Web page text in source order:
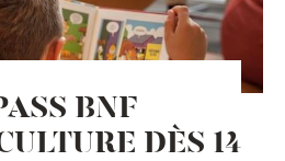
BNF
DÈS 14